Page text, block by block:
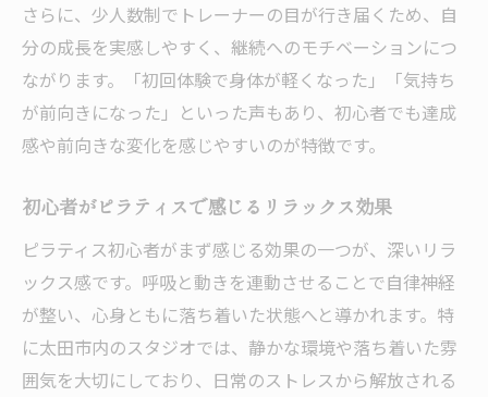
さらに、少人数制でトレーナーの目が行き届くため、自
分の成長を実感しやすく、継続へのモチベーションにつ
ながります。「初回体験で身体が軽くなった」「気持ち
が前向きになった」といった声もあり、初心者でも達成
感や前向きな変化を感じやすいのが特徴です。
初心者がピラティスで感じるリラックス効果
ピラティス初心者がまず感じる効果の一つが、深いリラ
ックス感です。呼吸と動きを連動させることで自律神経
が整い、心身ともに落ち着いた状態へと導かれます。特
に太田市内のスタジオでは、静かな環境や落ち着いた雰
囲気を大切にしており、日常のストレスから解放される